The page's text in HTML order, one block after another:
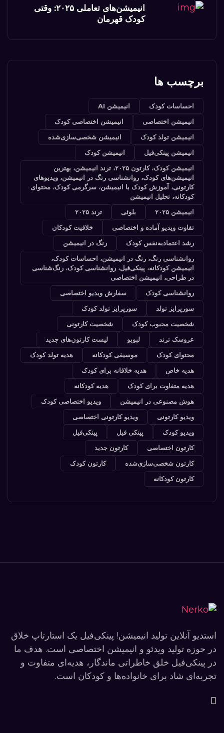
انیمیشن‌های تعاملی ۲۰۲۵: وقتی
کودک قهرمان
برچسب ها
احساسات کودک
انیمیشن AI
انیمیشن اختصاصی
انیمیشن اختصاصی کودک
انیمیشن تولد کودک
انیمیشن شخصی‌سازی‌شده
انیمیشن پینکی‌فیل
انیمیشن کودک
انیمیشن کودک، کارتون ۲۰۲۵، ترند انیمیشن، بهترین
انیمیشن‌های کودک، روانشناسی رنگ در انیمیشن، ویدیوهای
کارتونی، آموزش کودک با انیمیشن، سرگرمی کودک، محتوای
کودکانه، تحلیل انیمیشن
انیمیشن ۲۰۲۵
بلوئی
ترند ۲۰۲۵
تفاوت ویدیو آماده و اختصاصی
خلاقیت کودکان
رشد اعتمادبه‌نفس کودک
رنگ در انیمیشن
روانشناسی رنگ، رنگ در انیمیشن، احساسات کودک،
انیمیشن کودکانه، پینکی‌فیل، روانشناسی کودک، رنگ‌شناسی
در طراحی، انیمیشن اختصاصی
روانشناسی کودک
سفارش ویدیو اختصاصی
سورپرایز تولد
سورپرایز تولد کودک
شخصیت محبوب کودک
شخصیت کارتونی
عروسک ترند
لبوبو
لیست کارتون‌های جدید
محتوای کودک
موسیقی کودکانه
هدیه تولد کودک
هدیه خاص
هدیه خلاقانه برای کودک
هدیه متفاوت برای کودک
هدیه کودکانه
هوش مصنوعی در انیمیشن
ویدیو اختصاصی کودک
ویدیو کارتونی
ویدیو کارتونی اختصاصی
ویدیو کودک
پینکی فیل
پینکی‌فیل
کارتون اختصاصی
کارتون جدید
کارتون شخصی‌سازی‌شده
کارتون کودک
کارتون کودکانه
استدیو آنلاین تولید انیمیشن! پینکی‌فیل یک استارتاپ خلاق
در حوزه تولید ویدئو و انیمیشن اختصاصی است. هدف ما
در پینکی‌فیل خلق خاطراتی ماندگار، هدیه‌ای متفاوت و
تجربه‌ای شاد برای خانواده‌ها و کودکان است.